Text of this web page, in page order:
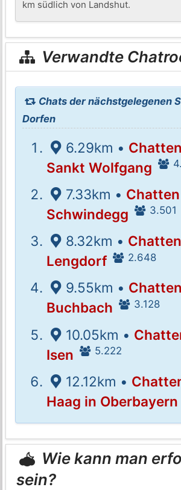
km südlich von Landshut.
Verwandte
Chats der nächstgelegenen
Dorfen
6.29km •
Sankt Wolfgang
7.33km •
Schwindegg
3.501
8.32km •
Lengdorf
2.648
9.55km •
Buchbach
3.128
10.05km •
Isen
5.222
12.12km •
Haag in Oberbayern
Wie kann man
sein?